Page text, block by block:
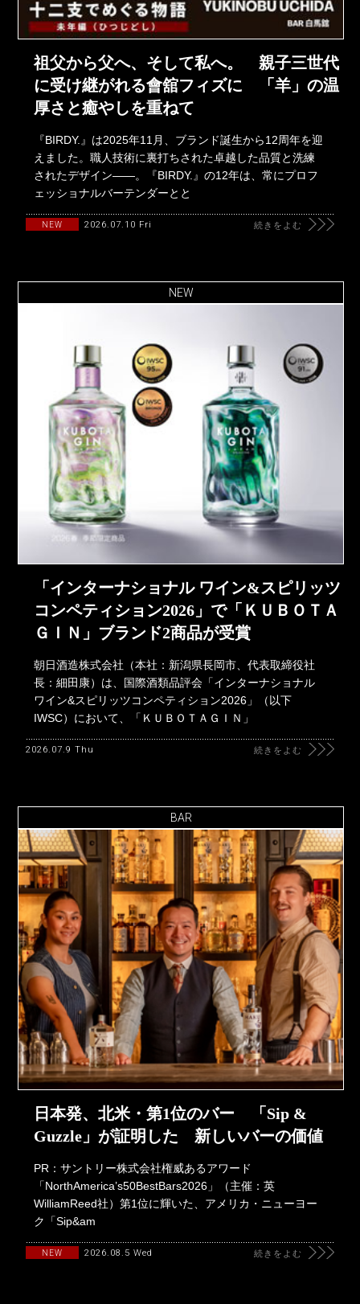
祖父から父へ、そして私へ。 親子三世代
に受け継がれる會舘フィズに 「羊」の温
厚さと癒やしを重ねて
『BIRDY.』は2025年11月、ブランド誕生から12周年を迎
えました。職人技術に裏打ちされた卓越した品質と洗練
されたデザイン――。『BIRDY.』の12年は、常にプロフ
ェッショナルバーテンダーとと
NEW 2026.07.10 Fri 続きをよむ
NEW
「インターナショナル ワイン&スピリッツ
コンペティション2026」で「ＫＵＢＯＴＡ
ＧＩＮ」ブランド2商品が受賞
朝日酒造株式会社（本社：新潟県長岡市、代表取締役社
長：細田康）は、国際酒類品評会「インターナショナル
ワイン&スピリッツコンペティション2026」（以下
IWSC）において、「ＫＵＢＯＴＡＧＩＮ」
2026.07.9 Thu 続きをよむ
BAR
日本発、北米・第1位のバー 「Sip &
Guzzle」が証明した 新しいバーの価値
PR：サントリー株式会社権威あるアワード
「NorthAmerica’s50BestBars2026」（主催：英
WilliamReed社）第1位に輝いた、アメリカ・ニューヨー
ク「Sip&am
NEW 2026.08.5 Wed 続きをよむ